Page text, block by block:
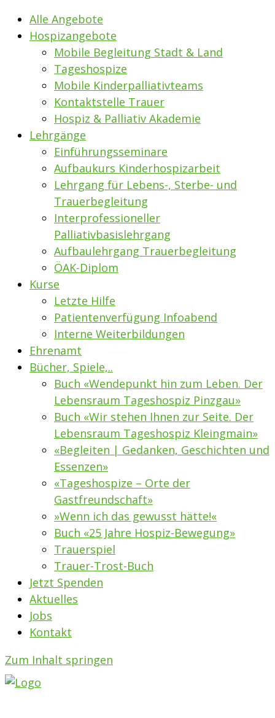
Alle Angebote
Hospizangebote
Mobile Begleitung Stadt & Land
Tageshospize
Mobile Kinderpalliativteams
Kontaktstelle Trauer
Hospiz & Palliativ Akademie
Lehrgänge
Einführungsseminare
Aufbaukurs Kinderhospizarbeit
Lehrgang für Lebens-, Sterbe- und
Trauerbegleitung
Interprofessioneller
Palliativbasislehrgang
Aufbaulehrgang Trauerbegleitung
ÖAK-Diplom
Kurse
Letzte Hilfe
Patientenverfügung Infoabend
Interne Weiterbildungen
Ehrenamt
Bücher, Spiele,..
Buch «Wendepunkt hin zum Leben. Der
Lebensraum Tageshospiz Pinzgau»
Buch «Wir stehen Ihnen zur Seite. Der
Lebensraum Tageshospiz Kleingmain»
«Begleiten | Gedanken, Geschichten und
Essenzen»
«Tageshospize – Orte der
Gastfreundschaft»
»Wenn ich das gewusst hätte!«
Buch «25 Jahre Hospiz-Bewegung»
Trauerspiel
Trauer-Trost-Buch
Jetzt Spenden
Aktuelles
Jobs
Kontakt
Zum Inhalt springen